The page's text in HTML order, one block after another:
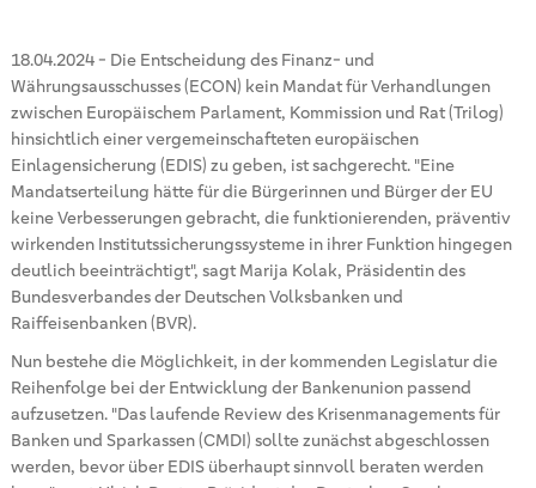
18.04.2024- Die Entscheidung des Finanz- und
Währungsausschusses (ECON) kein Mandat für Verhandlungen
zwischen Europäischem Parlament, Kommission und Rat (Trilog)
hinsichtlich einer vergemeinschafteten europäischen
Einlagensicherung (EDIS) zu geben, ist sachgerecht. "Eine
Mandatserteilung hätte für die Bürgerinnen und Bürger der EU
keine Verbesserungen gebracht, die funktionierenden, präventiv
wirkenden Institutssicherungssysteme in ihrer Funktion hingegen
deutlich beeinträchtigt", sagt Marija Kolak, Präsidentin des
Bundesverbandes der Deutschen Volksbanken und
Raiffeisenbanken (BVR).
Nun bestehe die Möglichkeit, in der kommenden Legislatur die
Reihenfolge bei der Entwicklung der Bankenunion passend
aufzusetzen. "Das laufende Review des Krisenmanagements für
Banken und Sparkassen (CMDI) sollte zunächst abgeschlossen
werden, bevor über EDIS überhaupt sinnvoll beraten werden